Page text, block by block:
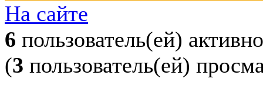
На сайте
6 пользователь(ей) активно
(3 пользователь(ей)